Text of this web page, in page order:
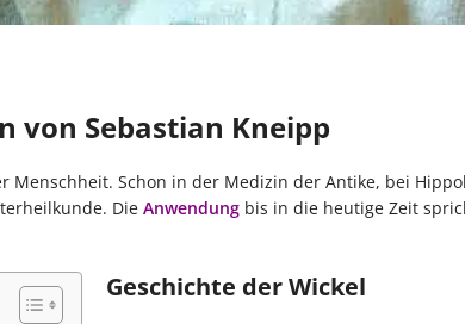
von Sebastian Kneipp
Schon in der Medizin der Antike, bei
Die Anwendungbis in die heutige Zeit
Geschichte der Wickel